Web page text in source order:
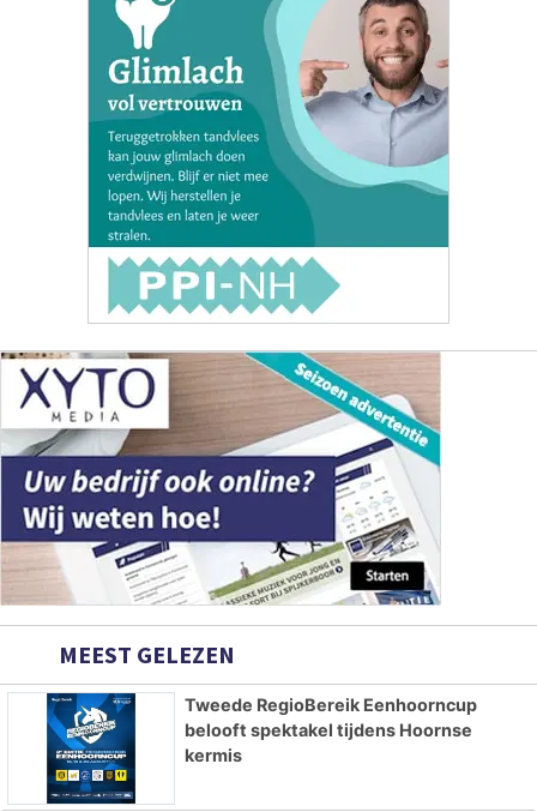
MEEST GELEZEN
Tweede RegioBereik Eenhoorncup
belooft spektakel tijdens Hoornse
kermis